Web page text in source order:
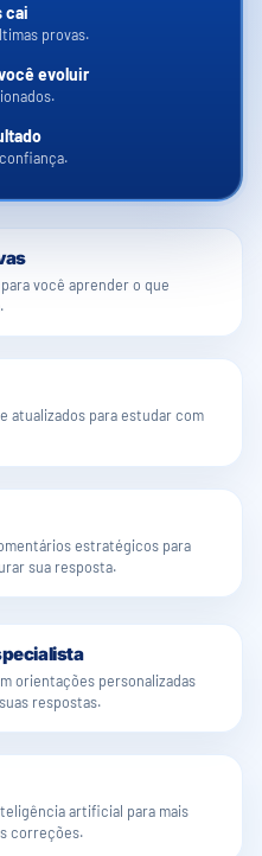
você aprender o que
atualizados para estudar com
estratégicos para
sua resposta.
cai
provas.
evoluir
orientações personalizadas
respostas.
artificial para mais
correções.